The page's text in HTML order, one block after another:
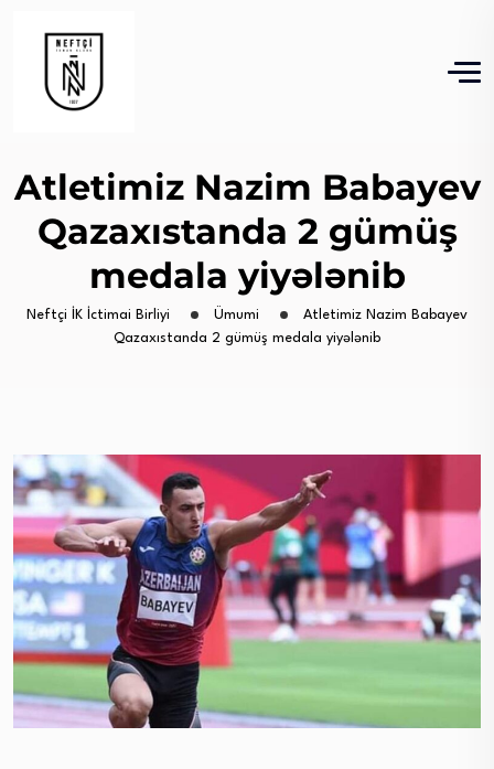
Atletimiz Nazim Babayev
Qazaxıstanda 2 gümüş
medala yiyələnib
Neftçi İK İctimai Birliyi Ümumi
Atletimiz Nazim Babayev
Qazaxıstanda 2 gümüş medala yiyələnib